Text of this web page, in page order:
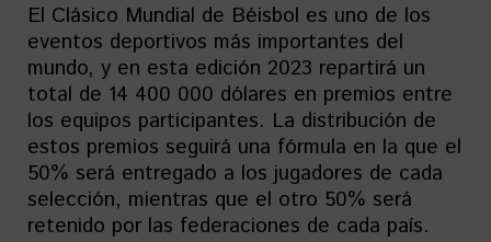
El Clásico Mundial de Béisbol es uno de los
eventos deportivos más importantes del
mundo, y en esta edición 2023 repartirá un
total de 14 400 000 dólares en premios entre
los equipos participantes. La distribución de
estos premios seguirá una fórmula en la que el
50% será entregado a los jugadores de cada
selección, mientras que el otro 50% será
retenido por las federaciones de cada país.